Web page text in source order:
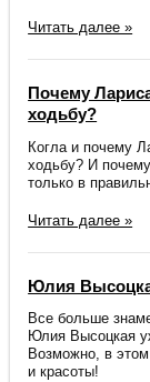
Читать далее »
Почему
ходьбу?
Когла и почему
ходьбу? И
только в
Читать далее »
Юлия
Все больше
Юлия Высоцкая
Возможно, в
и красоты!